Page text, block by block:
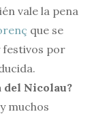
vale la pena
que se
festivos por
del Nicolau?
muchos